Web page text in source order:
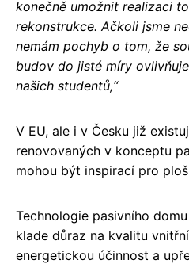
konečně umožnit realizaci
rekonstrukce. Ačkoli jsme
nemám pochyb o tom, že
budov do jisté míry
našich studentů,“
V EU, ale i v Česku již
renovovaných v konceptu
mohou být inspirací pro
Technologie pasivního
klade důraz na kvalitu
energetickou účinnost a